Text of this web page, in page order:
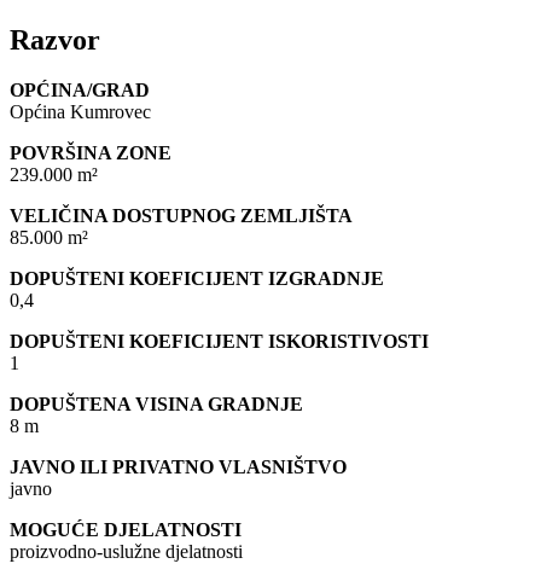
Razvor
OPĆINA/GRAD
Općina Kumrovec
POVRŠINA ZONE
239.000 m²
VELIČINA DOSTUPNOG ZEMLJIŠTA
85.000 m²
DOPUŠTENI KOEFICIJENT IZGRADNJE
0,4
DOPUŠTENI KOEFICIJENT ISKORISTIVOSTI
1
DOPUŠTENA VISINA GRADNJE
8 m
JAVNO ILI PRIVATNO VLASNIŠTVO
javno
MOGUĆE DJELATNOSTI
proizvodno-uslužne djelatnosti